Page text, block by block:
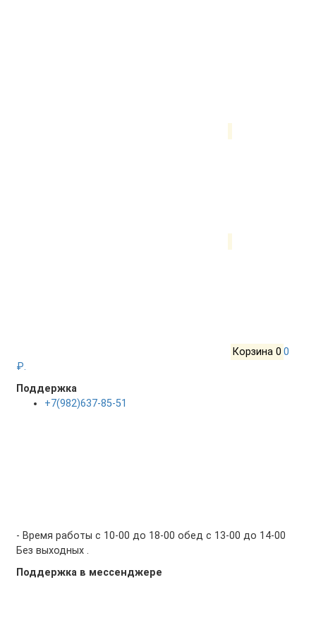
Корзина 0 0
₽.
Поддержка
+7(982)637-85-51
- Время работы с 10-00 до 18-00 обед с 13-00 до 14-00
Без выходных .
Поддержка в мессенджере